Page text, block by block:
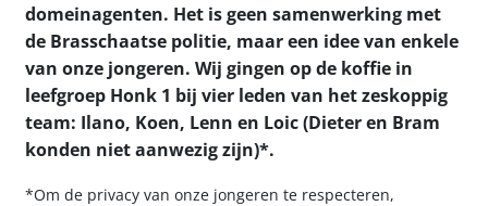
domeinagenten. Het is geen samenwerking met
de Brasschaatse politie, maar een idee van enkele
van onze jongeren. Wij gingen op de koffie in
leefgroep Honk 1 bij vier leden van het zeskoppig
team: Ilano, Koen, Lenn en Loic (Dieter en Bram
konden niet aanwezig zijn)*.
*Om de privacy van onze jongeren te respecteren,